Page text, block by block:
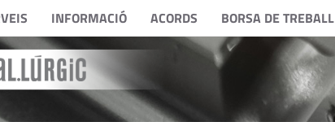
INFORMACIÓ ACORDS BORSA DE TREBALL